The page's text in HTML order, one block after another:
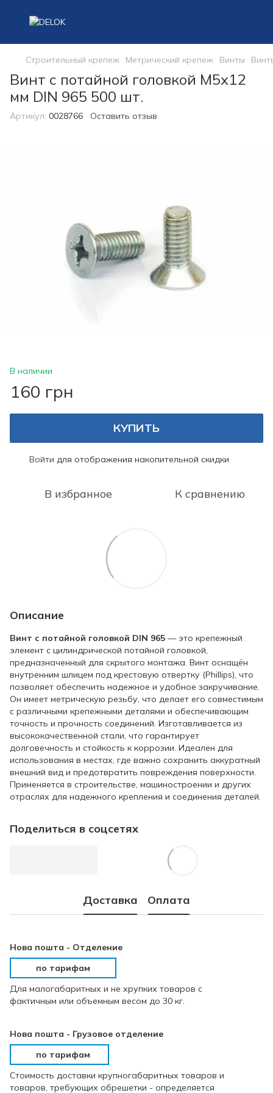
Строительный крепеж Метрический крепеж Винты
Винт с потайной головкой М5х12
мм DIN 965 500 шт.
Артикул: 0028766 Оставить отзыв
В наличии
160 грн
КУПИТЬ
Войти для отображения накопительной скидки
В избранное К сравнению
Описание
Винт с потайной головкой DIN 965 — это крепежный
элемент с цилиндрической потайной головкой,
предназначенный для скрытого монтажа. Винт оснащён
внутренним шлицем под крестовую отвертку (Phillips), что
позволяет обеспечить надежное и удобное закручивание.
Он имеет метрическую резьбу, что делает его совместимым
с различными крепежными деталями и обеспечивающим
точность и прочность соединений. Изготавливается из
высококачественной стали, что гарантирует
долговечность и стойкость к коррозии. Идеален для
использования в местах, где важно сохранить аккуратный
внешний вид и предотвратить повреждения поверхности.
Применяется в строительстве, машиностроении и других
отраслях для надежного крепления и соединения деталей.
Поделиться в соцсетях
Доставка Оплата
Нова пошта - Отделение
по тарифам
Для малогабаритных и не хрупких товаров с
фактичным или объемным весом до 30 кг.
Нова пошта - Грузовое отделение
по тарифам
Стоимость доставки крупногабаритных товаров и
товаров, требующих обрешетки - определяется